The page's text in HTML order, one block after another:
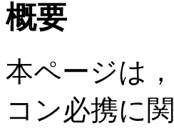
概要
本ページは
コン必携に